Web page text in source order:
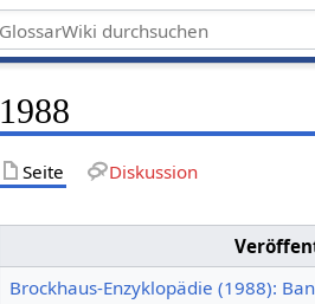
1988
Seite Diskussion
Brockhaus-Enzyklopädie (1988):